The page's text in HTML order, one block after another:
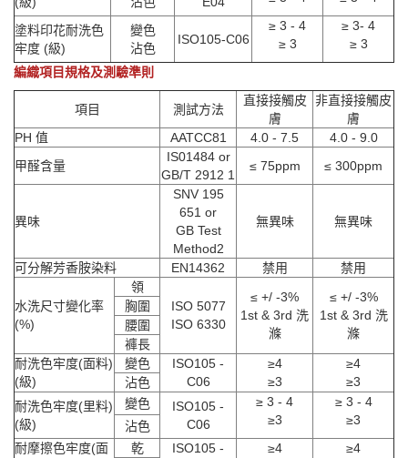
塗料印花耐洗色
牢度 (級)
變色
沾色
ISO105-C06
≥ 3 - 4
≥ 3
≥ 3- 4
≥ 3
編織項目規格及測驗準則
項目 測試方法
直接接觸皮
膚
非直接接觸皮
膚
PH 值
AATCC81 4.0 - 7.5
4.0 - 9.0
甲醛含量
IS01484 or
GB/T 2912 1
≤ 75ppm ≤ 300ppm
異味
SNV 195
651 or
GB Test
Method2
無異味 無異味
可分解芳香胺染料 EN14362 禁用 禁用
水洗尺寸變化率
(%)
領
ISO 5077
ISO 6330
≤ +/ -3%
1st & 3rd 洗
滌
≤ +/ -3%
1st & 3rd 洗
滌
胸圍
腰圍
褲長
耐洗色牢度(面料)
(級)
變色
ISO105 -
C06
≥4
≥3
≥4
≥3
沾色
耐洗色牢度(里料)
(級)
變色
ISO105 -
C06
≥ 3 - 4
≥3
≥ 3 - 4
≥3
沾色
耐摩擦色牢度(面
乾
ISO105 -
≥4
≥4